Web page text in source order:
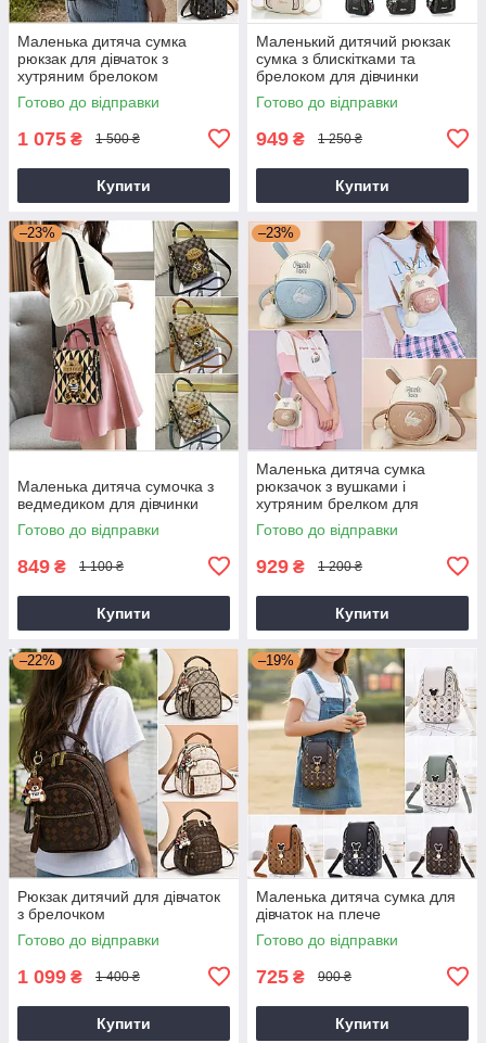
Маленька дитяча сумка
рюкзак для дівчаток з
хутряним брелоком
Готово до відправки
1 075 ₴ 1 500 ₴
Купити
Маленький дитячий рюкзак
сумка з блискітками та
брелоком для дівчинки
Готово до відправки
949 ₴ 1 250 ₴
Купити
–23%
Маленька дитяча сумочка з
ведмедиком для дівчинки
Готово до відправки
849 ₴ 1 100 ₴
Купити
–23%
Маленька дитяча сумка
рюкзачок з вушками і
хутряним брелком для
дівчинки
Готово до відправки
929 ₴ 1 200 ₴
Купити
–22%
Рюкзак дитячий для дівчаток
з брелочком
Готово до відправки
1 099 ₴ 1 400 ₴
Купити
–19%
Маленька дитяча сумка для
дівчаток на плече
Готово до відправки
725 ₴ 900 ₴
Купити